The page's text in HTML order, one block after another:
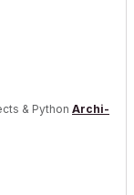
& Python Archi-